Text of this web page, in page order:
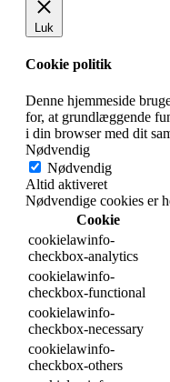
Luk
Cookie politik
Denne hjemmeside
for, at grundlæggende
i din browser med dit
Nødvendig
Nødvendig
Altid aktiveret
Nødvendige cookies er
Cookie
cookielawinfo-
checkbox-analytics
cookielawinfo-
checkbox-functional
cookielawinfo-
checkbox-necessary
cookielawinfo-
checkbox-others